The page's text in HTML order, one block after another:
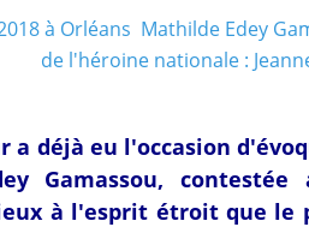
a déjà eu l'occasion
Gamassou,
à l'esprit étroit que le